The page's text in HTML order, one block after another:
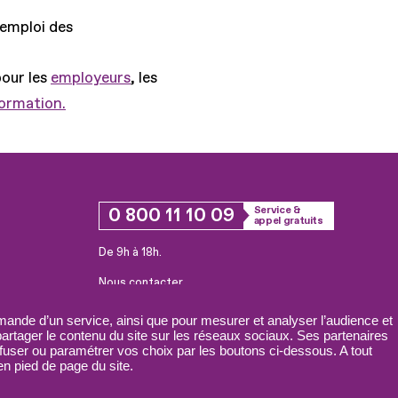
d’un service, ainsi que pour mesurer et analyser l’audience et
le contenu du site sur les réseaux sociaux. Ses partenaires
ou paramétrer vos choix par les boutons ci-dessous. A tout
pied de page du site.
des
les employeurs, les
0 800 11 10 09
Service &
appel gratuits
De 9h à 18h.
Nous contacter